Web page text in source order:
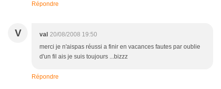
Répondre
V val 20/08/2008 19:50
merci je n'aispas réussi a finir en vacances fautes par oublie
d'un fil ais je suis toujours ...bizzz
Répondre